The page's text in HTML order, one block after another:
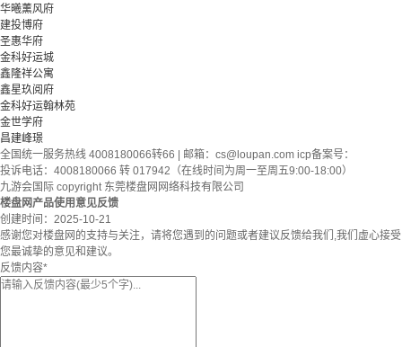
华曦薰风府
建投博府
圣惠华府
金科好运城
鑫隆祥公寓
鑫星玖阅府
金科好运翰林苑
金世学府
昌建峰璟
全国统一服务热线 4008180066转66 | 邮箱： cs@loupan.com icp备案号：
投诉电话：4008180066 转 017942（在线时间为周一至周五9:00-18:00）
九游会国际 copyright 东莞楼盘网网络科技有限公司
楼盘网产品使用意见反馈
创建时间： 2025-10-21
感谢您对楼盘网的支持与关注，请将您遇到的问题或者建议反馈给我们,我们虚心接受
您最诚挚的意见和建议。
反馈内容*